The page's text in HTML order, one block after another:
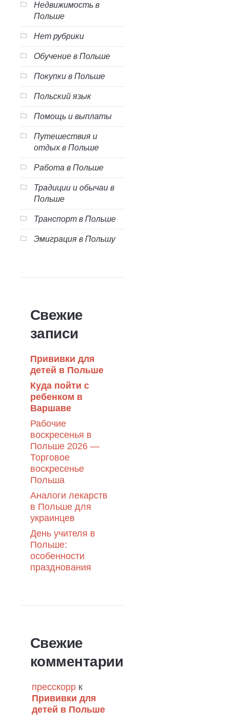
Недвижимость в
Польше
Нет рубрики
Обучение в Польше
Покупки в Польше
Польский язык
Помощь и выплаты
Путешествия и
отдых в Польше
Работа в Польше
Традиции и обычаи в
Польше
Транспорт в Польше
Эмиграция в Польшу
Свежие
записи
Прививки для
детей в Польше
Куда пойти с
ребенком в
Варшаве
Рабочие
воскресенья в
Польше 2026 —
Торговое
воскресенье
Польша
Аналоги лекарств
в Польше для
украинцев
День учителя в
Польше:
особенности
празднования
Свежие
комментарии
пресскоррк
Прививки для
детей в Польше